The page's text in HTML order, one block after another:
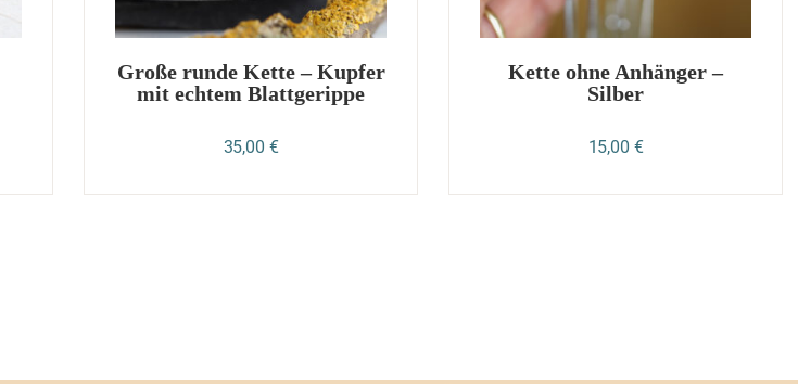
Große runde Kette – Kupfer
mit echtem Blattgerippe
35,00 €
Kette ohne Anhänger –
Silber
15,00 €